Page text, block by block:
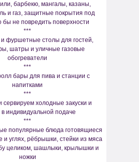
барбекю, мангалы, казаны,
и газ, защитные покрытия под
бы не повредить поверхности
***
и фуршетные столы для гостей,
шатры и уличные газовые
обогреватели
***
бары для пива и станции с
напитками
***
сервируем холодные закуски и
индивидуальной подаче
***
популярные блюда готовящиеся
и углях, рёбрышки, стейки из мяса
целиком, шашлыки, крылышки и
ножки